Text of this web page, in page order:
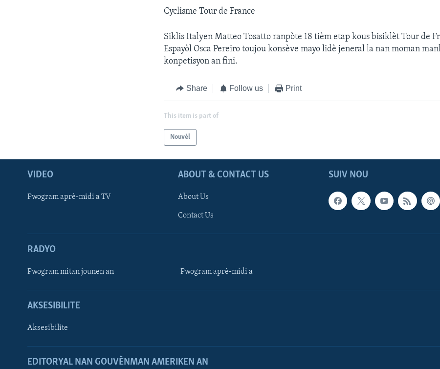
Cyclisme Tour de France
Siklis Italyen Matteo Tosatto ranpòte 18 tièm etap kous bisiklèt Tour de
Espayòl Osca Pereiro toujou konsève mayo lidè jeneral la nan moman
konpetisyon an fini.
Share Follow us Print
This item is part of
Nouvèl
SUIV NOU
VIDEO
Pwogram aprè-midi a TV
ABOUT & CONTACT US
About Us
Contact Us
RADYO
Pwogram mitan jounen an Pwogram aprè-midi a
AKSESIBILITE
Aksesibilite
EDITORYAL NAN GOUVÈNMAN AMERIKEN AN